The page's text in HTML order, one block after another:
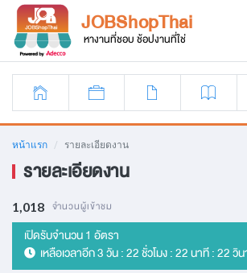
JOBShopThai
หางานที่ชอบ ช้อปงานที่ใช่
หน้าแรก รายละเอียดงาน
รายละเอียดงาน
1,018 จำนวนผู้เข้าชม
เปิดรับจำนวน 1 อัตรา
เหลือเวลาอีก3 วัน : 22 ชั่วโมง : 22 นาที : 22 วิ